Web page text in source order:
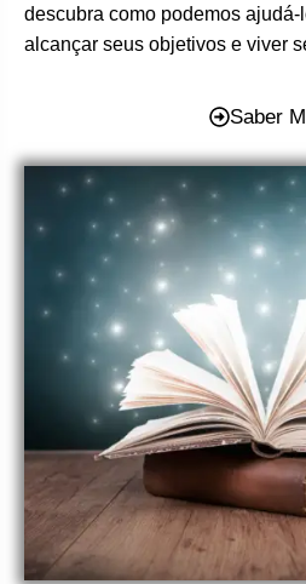
descubra como podemos ajudá-
alcançar seus objetivos e viver
Saber